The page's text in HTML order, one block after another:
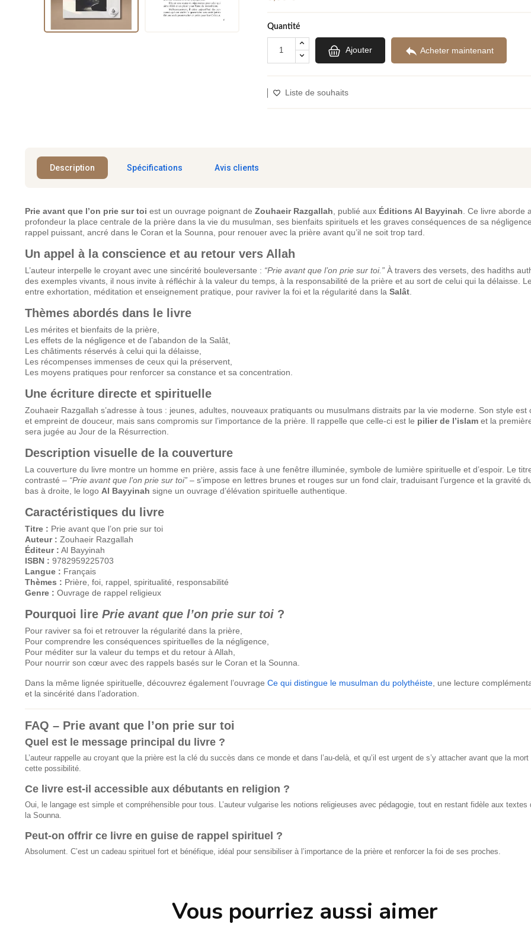
Quantité
Ajouter  Acheter maintenant
Liste de souhaits
Description Spécifications Avis clients
Prie avant que l’on prie sur toi est un ouvrage poignant de Zouhaeir Razgallah , publié aux Éditions Al Bayyinah . Ce livre aborde
profondeur la place centrale de la prière dans la vie du musulman, ses bienfaits spirituels et les graves conséquences de sa
rappel puissant, ancré dans le Coran et la Sounna, pour renouer avec la prière avant qu’il ne soit trop tard.
Un appel à la conscience et au retour vers Allah
L’auteur interpelle le croyant avec une sincérité bouleversante : “Prie avant que l’on prie sur toi.” À travers des versets, des hadiths
des exemples vivants, il nous invite à réfléchir à la valeur du temps, à la responsabilité de la prière et au sort de celui qui la délaisse.
entre exhortation, méditation et enseignement pratique, pour raviver la foi et la régularité dans la Salât
Thèmes abordés dans le livre
Les mérites et bienfaits de la prière,
Les effets de la négligence et de l’abandon de la Salât,
Les châtiments réservés à celui qui la délaisse,
Les récompenses immenses de ceux qui la préservent,
Les moyens pratiques pour renforcer sa constance et sa concentration.
Une écriture directe et spirituelle
Zouhaeir Razgallah s’adresse à tous : jeunes, adultes, nouveaux pratiquants ou musulmans distraits par la vie moderne. Son style est
et empreint de douceur, mais sans compromis sur l’importance de la prière. Il rappelle que celle-ci est le pilier de l’islam et la
sera jugée au Jour de la Résurrection.
Description visuelle de la couverture
La couverture du livre montre un homme en prière, assis face à une fenêtre illuminée, symbole de lumière spirituelle et d’espoir. Le
contrasté – “Prie avant que l’on prie sur toi” – s’impose en lettres brunes et rouges sur un fond clair, traduisant l’urgence et la gravité
bas à droite, le logo Al Bayyinah signe un ouvrage d’élévation spirituelle authentique.
Caractéristiques du livre
Titre : Prie avant que l’on prie sur toi
Auteur : Zouhaeir Razgallah
Éditeur : Al Bayyinah
ISBN : 9782959225703
Langue : Français
Thèmes : Prière, foi, rappel, spiritualité, responsabilité
Genre : Ouvrage de rappel religieux
Pourquoi lire Prie avant que l’on prie sur toi ?
Pour raviver sa foi et retrouver la régularité dans la prière,
Pour comprendre les conséquences spirituelles de la négligence,
Pour méditer sur la valeur du temps et du retour à Allah,
Pour nourrir son cœur avec des rappels basés sur le Coran et la Sounna.
Dans la même lignée spirituelle, découvrez également l’ouvrage Ce qui distingue le musulman du polythéiste , une lecture
et la sincérité dans l’adoration.
FAQ – Prie avant que l’on prie sur toi
Quel est le message principal du livre ?
L’auteur rappelle au croyant que la prière est la clé du succès dans ce monde et dans l’au-delà, et qu’il est urgent de s’y attacher avant que la
cette possibilité.
Ce livre est-il accessible aux débutants en religion ?
Oui, le langage est simple et compréhensible pour tous. L’auteur vulgarise les notions religieuses avec pédagogie, tout en restant fidèle aux textes
la Sounna.
Peut-on offrir ce livre en guise de rappel spirituel ?
Absolument. C’est un cadeau spirituel fort et bénéfique, idéal pour sensibiliser à l’importance de la prière et renforcer la foi de ses proches.
Vous pourriez aussi aimer